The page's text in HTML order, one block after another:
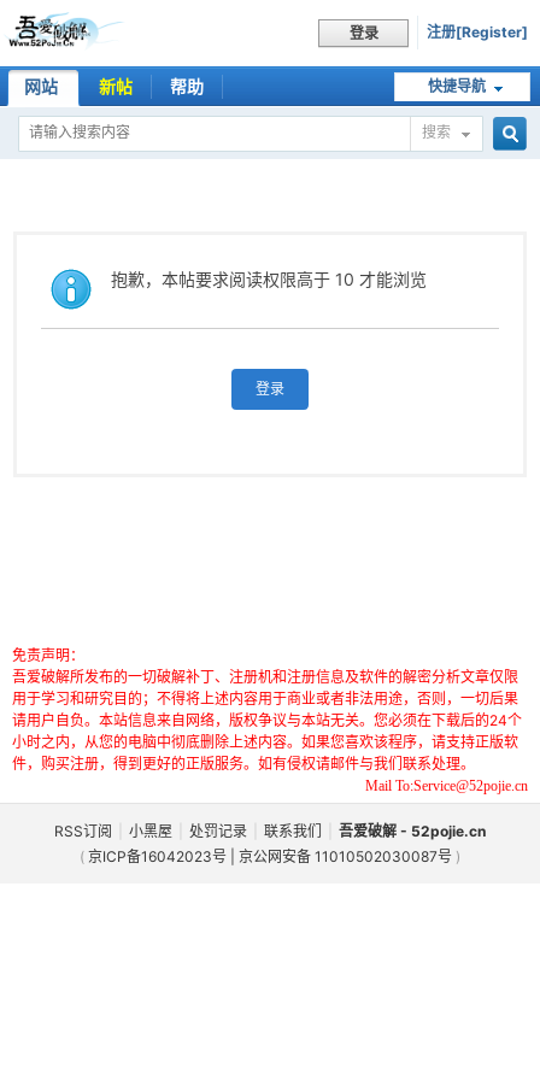
登录 注册[Register]
快捷导航
网站 新帖 帮助
搜索
抱歉，本帖要求阅读权限高于 10 才能浏览
登录
免责声明：
吾爱破解所发布的一切破解补丁、注册机和注册信息及软件的解密分析文章仅限
用于学习和研究目的；不得将上述内容用于商业或者非法用途，否则，一切后果
请用户自负。本站信息来自网络，版权争议与本站无关。您必须在下载后的24个
小时之内，从您的电脑中彻底删除上述内容。如果您喜欢该程序，请支持正版软
件，购买注册，得到更好的正版服务。如有侵权请邮件与我们联系处理。
Mail To:Service@52pojie.cn
RSS订阅 小黑屋 处罚记录 联系我们
吾爱破解 - 52pojie.cn
( 京ICP备16042023号 | 京公网安备 11010502030087号 )